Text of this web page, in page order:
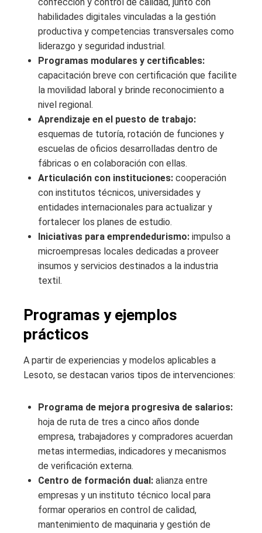
habilidades digitales vinculadas a la gestión
productiva y competencias transversales como
liderazgo y seguridad industrial.
Programas modulares y certificables:
capacitación breve con certificación que facilite
la movilidad laboral y brinde reconocimiento a
nivel regional.
Aprendizaje en el puesto de trabajo:
esquemas de tutoría, rotación de funciones y
escuelas de oficios desarrolladas dentro de
fábricas o en colaboración con ellas.
Articulación con instituciones: cooperación
con institutos técnicos, universidades y
entidades internacionales para actualizar y
fortalecer los planes de estudio.
Iniciativas para emprendedurismo: impulso a
microempresas locales dedicadas a proveer
insumos y servicios destinados a la industria
textil.
Programas y ejemplos
prácticos
A partir de experiencias y modelos aplicables a
Lesoto, se destacan varios tipos de intervenciones:
Programa de mejora progresiva de salarios:
hoja de ruta de tres a cinco años donde
empresa, trabajadores y compradores acuerdan
metas intermedias, indicadores y mecanismos
de verificación externa.
Centro de formación dual: alianza entre
empresas y un instituto técnico local para
formar operarios en control de calidad,
mantenimiento de maquinaria y gestión de